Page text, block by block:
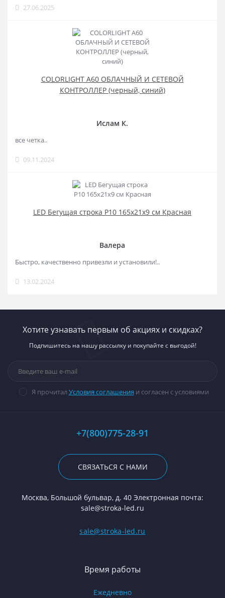
27.06.2025
COLORLIGHT A60 ОБЛАЧНЫЙ И СЕТЕВОЙ
КОНТРОЛЛЕР (черный, синий)
Ислам К.
все четка..
09.11.2024
LED Бегущая строка Р10 165x21x9 см Красная
Валера
Быстро, качественно привезли и установили!..
13.02.2024
Хотите узнавать первым об акциях и скидках?
Подпишитесь на нашу рассылку и покупайте с выгодой!
Я прочитал Условия соглашения и согласен с условиями
+7(800)775-28-91
СВЯЗАТЬСЯ С НАМИ
Москва, Большой бульвар, д. 40 Электронная почта:
sale@stroka-led.ru
sale@stroka-led.ru
Время работы
Ежедневно